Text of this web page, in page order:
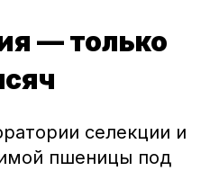
— только
селекции и
пшеницы под